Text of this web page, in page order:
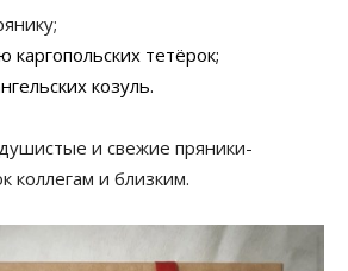
каргопольских тетёрок;
козуль.
и свежие пряники-
коллегам и близким.